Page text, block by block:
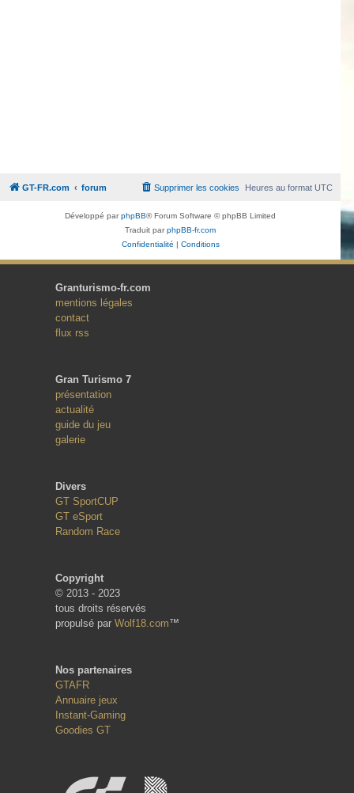
GT-FR.com forum Heures au formatUTC
Supprimer les cookies
Développé parphpBB® Forum Software © phpBB Limited
Traduit parphpBB-fr.com
Confidentialité
Conditions
Granturismo-fr.com
mentions légales
contact
flux rss
Gran Turismo 7
présentation
actualité
guide du jeu
galerie
Divers
GT SportCUP
GT eSport
Random Race
Copyright
© 2013 - 2023
tous droits réservés
propulsé par Wolf18.com™
Nos partenaires
GTAFR
Annuaire jeux
Instant-Gaming
Goodies GT